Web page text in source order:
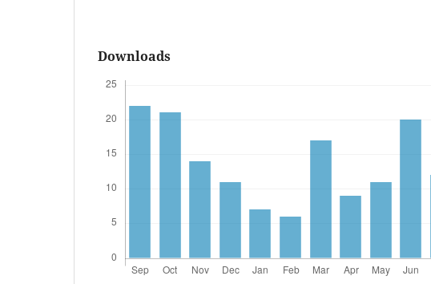
Downloads